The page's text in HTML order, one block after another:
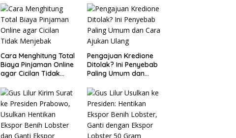
Cara Menghitung Total
Biaya Pinjaman Online
agar Cicilan Tidak
Pengajuan Kredione
Ditolak? Ini Penyebab
Paling Umum dan